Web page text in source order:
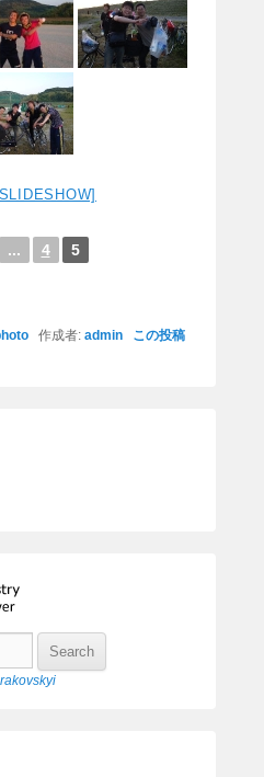
ン
... 4 5
作成者: admin
この投稿